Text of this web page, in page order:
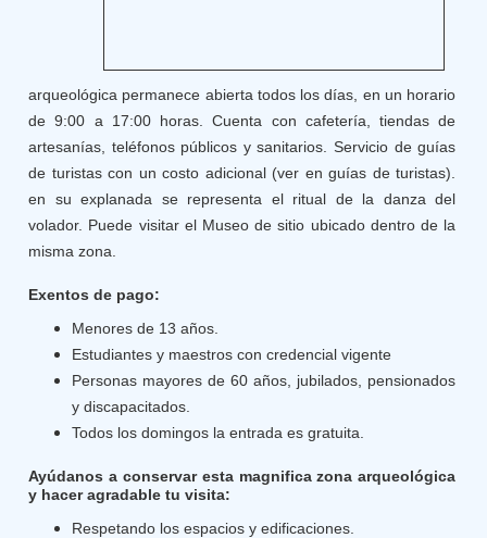
arqueológica permanece abierta todos los días, en un horario
de 9:00 a 17:00 horas. Cuenta con cafetería, tiendas de
artesanías, teléfonos públicos y sanitarios. Servicio de guías
de turistas con un costo adicional (ver en guías de turistas).
en su explanada se representa el ritual de la danza del
volador. Puede visitar el Museo de sitio ubicado dentro de la
misma zona.
Exentos de pago:
Menores de 13 años.
Estudiantes y maestros con credencial vigente
Personas mayores de 60 años, jubilados, pensionados
y discapacitados.
Todos los domingos la entrada es gratuita.
Ayúdanos a conservar esta magnifica zona arqueológica
y hacer agradable tu visita:
Respetando los espacios y edificaciones.